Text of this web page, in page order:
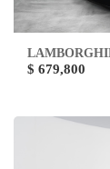
$ 679,800